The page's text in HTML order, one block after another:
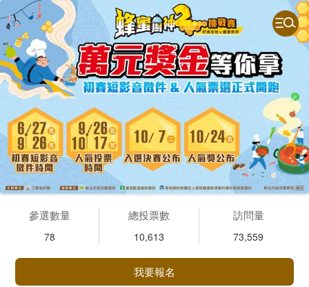
參選數量
78
總投票數
10,613
訪問量
73,559
我要報名